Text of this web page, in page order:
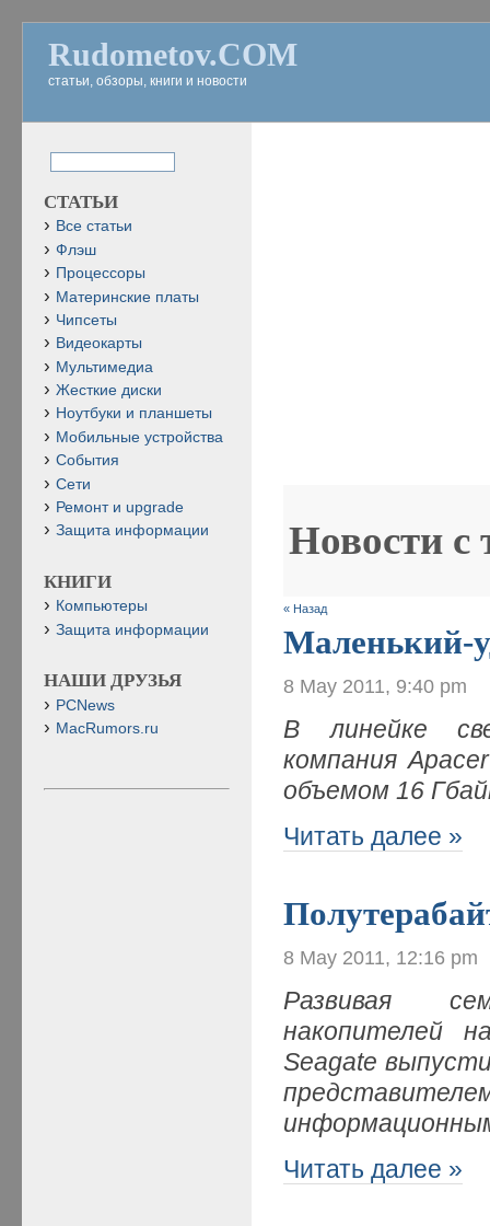
Rudometov.COM
статьи, обзоры, книги и новости
Новости с
« Назад
Маленький-
8 May 2011, 9:40 pm
В линейке
компания
объемом 16
Читать далее »
8 May 2011, 12:16 pm
Развивая
накопителей
Seagate
Читать далее »
СТАТЬИ
Все статьи
Флэш
Процессоры
Материнские платы
Чипсеты
Видеокарты
Мультимедиа
Жесткие диски
Ноутбуки и планшеты
Мобильные устройства
События
Сети
Ремонт и upgrade
Защита информации
КНИГИ
Компьютеры
Защита информации
НАШИ ДРУЗЬЯ
PCNews
MacRumors.ru